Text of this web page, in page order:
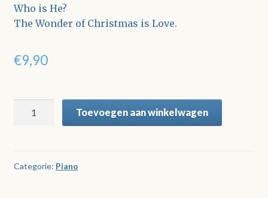
Who is He?
The Wonder of Christmas is Love.
€9,90
Christmas
Song
Toevoegen aan winkelwagen
Categorie: Piano